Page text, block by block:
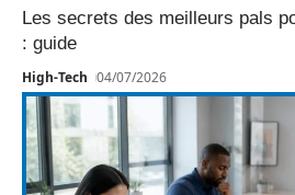
Les secrets des meilleurs pals
: guide
High-Tech 04/07/2026